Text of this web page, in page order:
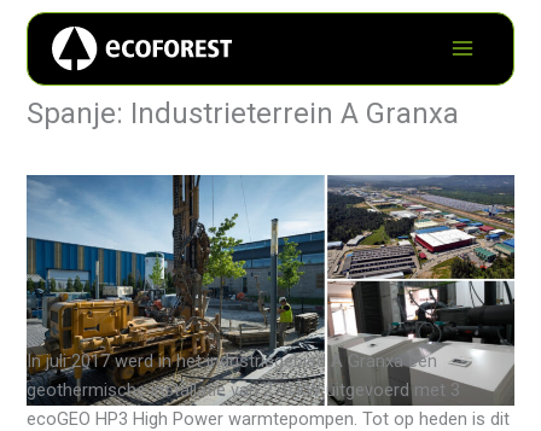
Spanje: Industrieterrein A Granxa
In juli 2017 werd in het industriegebied A Granxa een
geothermische installatie van 270 kW uitgevoerd met 3
ecoGEO HP3 High Power warmtepompen. Tot op heden is dit